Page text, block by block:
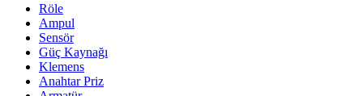
Röle
Ampul
Sensör
Güç Kaynağı
Klemens
Anahtar Priz